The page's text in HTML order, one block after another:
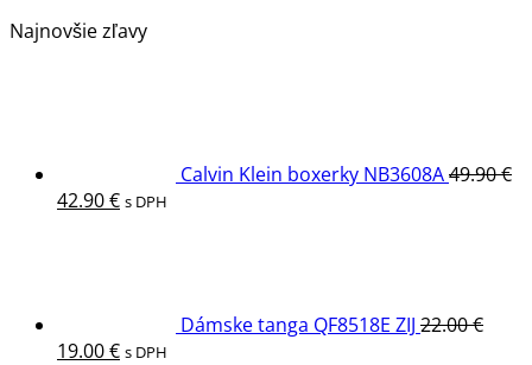
Najnovšie zľavy
Calvin Klein boxerky NB3608A49.90€
Pôvodná
42.90€Aktuálna
s DPH
Dámske tanga QF8518E ZIJ 22.00€
Pôvodná
19.00€Aktuálna
s DPH